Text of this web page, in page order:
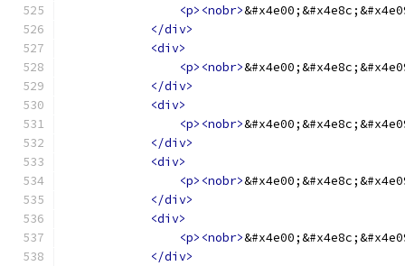
<p><nobr>
</div>
<div>
<p><nobr>
</div>
<div>
<p><nobr>
</div>
<div>
<p><nobr>
</div>
<div>
<p><nobr>
</div>